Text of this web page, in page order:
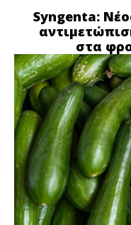
Syngenta:
στα